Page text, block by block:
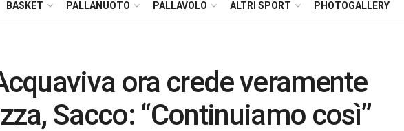
BASKET PALLANUOTO PALLAVOLO ALTRI SPORT PHOTOGALLERY
ora crede veramente
Sacco: “Continuiamo così”